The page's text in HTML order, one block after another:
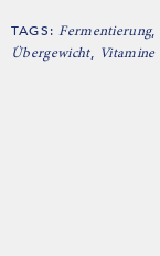
TAGS:Fermentierung,
Übergewicht, Vitamine